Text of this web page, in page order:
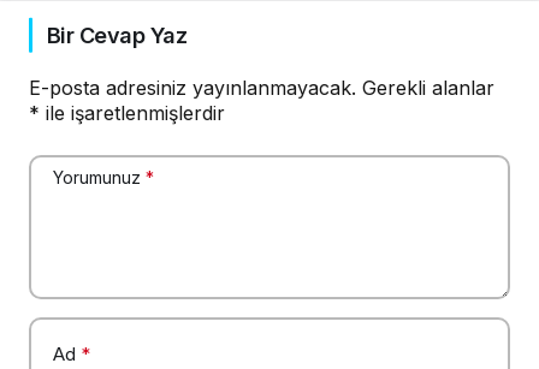
Bir Cevap Yaz
E-posta adresiniz yayınlanmayacak. Gerekli alanlar
* ile işaretlenmişlerdir
Yorumunuz *
Ad *